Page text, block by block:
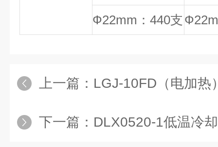
Ф22mm：440支
上一篇： LGJ-10FD（电加热）普通型
下一篇： DLX0520-1低温冷